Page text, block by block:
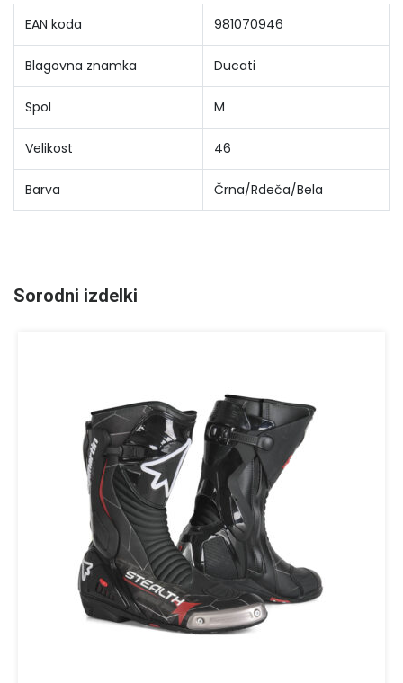
EAN koda 981070946
Blagovna znamka Ducati
Spol M
Velikost 46
Barva Črna/Rdeča/Bela
Sorodni izdelki